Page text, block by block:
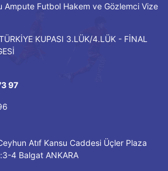
Ampute Futbol Hakem ve Gözlemci Vize
KUPASI 3.LÜK/4.LÜK - FİNAL
97
Atıf Kansu Caddesi Üçler Plaza
4 Balgat ANKARA